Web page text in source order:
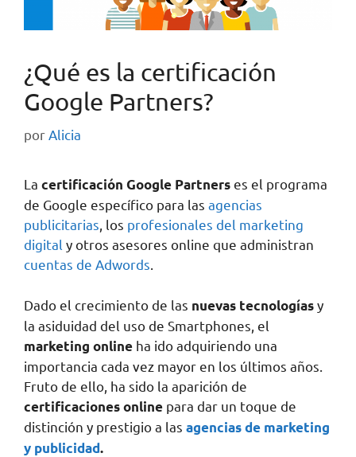
¿Qué es la certificación
Google Partners?
porAlicia
La certificación Google Partnerses el programa
de Google específico para las agencias
publicitarias, los profesionales del marketing
digital y otros asesores online que administran
cuentas de Adwords.
Dado el crecimiento de las nuevas tecnologíasy
la asiduidad del uso de Smartphones, el
marketing online ha ido adquiriendo una
importancia cada vez mayor en los últimos años.
Fruto de ello, ha sido la aparición de
certificaciones online para dar un toque de
distinción y prestigio a las agencias de marketing
y publicidad.